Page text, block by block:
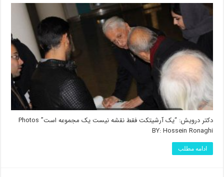
دکتر درویش: “یک آرشیتکت فقط نقشه نیست یک مجموعه است” Photos
BY: Hossein Ronaghi
ادامه مطلب